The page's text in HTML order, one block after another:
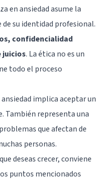
en ansiedad asume la
su identidad profesional.
confidencialidad
juicios. La ética no es un
todo el proceso
implica aceptar un
También representa una
que afectan de
personas.
deseas crecer, conviene
puntos mencionados